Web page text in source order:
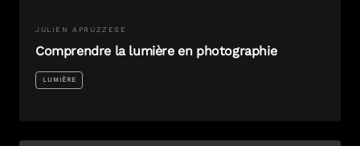
JULIEN APRUZZESE
Comprendre la lumière en photographie
LUMIÈRE